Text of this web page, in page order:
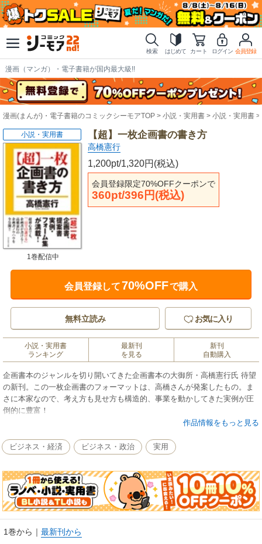
検索 はじめて カート ログイン 会員登録
漫画（マンガ）・電子書籍が国内最大級!!
漫画(まんが)・電子書籍のコミックシーモアTOP 小説・実用書 小説・実用書
【超】一枚企画書の書き方
高橋憲行
1,200pt/1,320円(税込)
会員登録限定70%OFFクーポンで
360pt/396円(税込)
小説・実用書
1巻配信中
会員登録して70%OFFで購入
無料立読み お気に入り
小説・実用書
ランキング
最新刊
を見る
新刊
自動購入
企画書本のジャンルを切り開いてきた企画書本の大御所・高橋憲行氏 待望
の新刊。この一枚企画書のフォーマットは、高橋さんが発案したもの。ま
さに本家なので、考え方も見せ方も構造的、事業を動かしてきた実例が圧
倒的に豊富！
これで売り上げが３倍に！多くの事業を生んできた生の実例が満載。
作品情報をもっと見る
ビジネス・経済 ビジネス・政治 実用
1巻から ｜ 最新刊から